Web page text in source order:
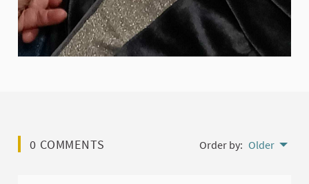
0 COMMENTS Order by: Older